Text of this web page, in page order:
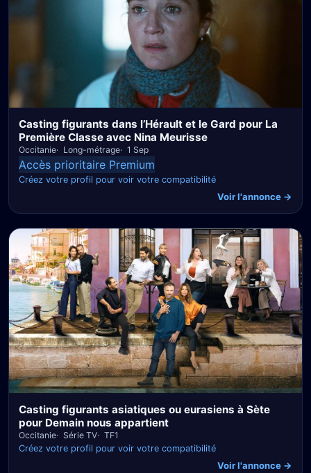
Casting figurants dans l’Hérault et le Gard pour La
Première Classe avec Nina Meurisse
Occitanie Long-métrage 1 Sep
Accès prioritaire Premium
Créez votre profil pour voir votre compatibilité
Voir l'annonce →
Casting figurants asiatiques ou eurasiens à Sète
pour Demain nous appartient
Occitanie Série TV
TF1
Créez votre profil pour voir votre compatibilité
Voir l'annonce →